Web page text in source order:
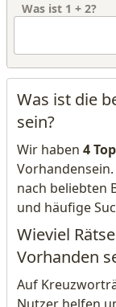
Was ist 1 + 2?
Was ist die
sein?
Wir haben 4
nach beliebten
und häufige
Wieviel
Vorhanden
Auf